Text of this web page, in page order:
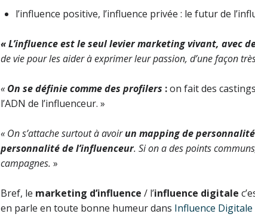
l’influence positive, l’influence privée : le futur de
« L’influence est le seul levier marketing vivant, avec
de vie pour les aider à exprimer leur passion, d’une façon
« On se définie comme des profilers :on fait des
l’ADN de l’influenceur. »
« On s’attache surtout à avoirun mapping de
personnalité de l’influenceur. Si on a des points
campagnes. »
Bref, le marketing d’influence / l’influence digitale
en parle en toute bonne humeur dans Influence Digitale